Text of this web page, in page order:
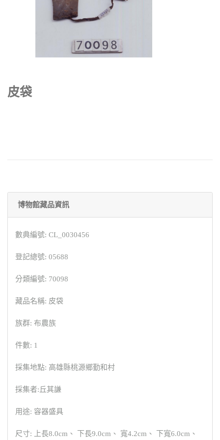
皮袋
博物館藏品資訊
數典編號: CL_0030456
登記總號: 05688
分類編號: 70098
藏品名稱: 皮袋
族群: 布農族
件數: 1
採集地點: 高雄縣桃源鄉勤和村
採集者:丘其謙
用途: 容器盛具
尺寸: 上長8.0cm、 下長9.0cm、 寬4.2cm、 下寬6.0cm、